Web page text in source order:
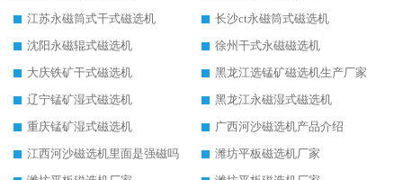
江苏永磁筒式干式磁选机
长沙ct永磁筒式磁选机
沈阳永磁辊式磁选机
徐州干式永磁磁选机
大庆铁矿干式磁选机
黑龙江选锰矿磁选机生产厂家
辽宁锰矿湿式磁选机
黑龙江永磁湿式磁选机
重庆锰矿湿式磁选机
广西河沙磁选机产品介绍
江西河沙磁选机里面是强磁吗
潍坊平板磁选机厂家